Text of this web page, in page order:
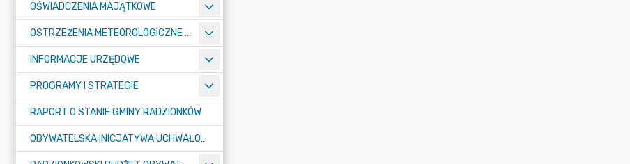
OŚWIADCZENIA MAJĄTKOWE
OSTRZEŻENIA METEOROLOGICZNE O ZŁYM STANIE POWIETRZA I INNE
INFORMACJE URZĘDOWE
PROGRAMY I STRATEGIE
RAPORT O STANIE GMINY RADZIONKÓW
OBYWATELSKA INICJATYWA UCHWAŁODAWCZA